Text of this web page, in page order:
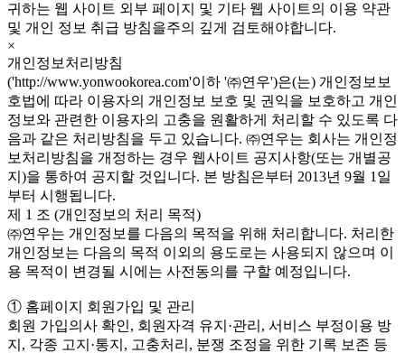
귀하는 웹 사이트 외부 페이지 및 기타 웹 사이트의 이용 약관
및 개인 정보 취급 방침을주의 깊게 검토해야합니다.
×
개인정보처리방침
('http://www.yonwookorea.com'이하 '㈜연우')은(는) 개인정보보
호법에 따라 이용자의 개인정보 보호 및 권익을 보호하고 개인
정보와 관련한 이용자의 고충을 원활하게 처리할 수 있도록 다
음과 같은 처리방침을 두고 있습니다. ㈜연우는 회사는 개인정
보처리방침을 개정하는 경우 웹사이트 공지사항(또는 개별공
지)을 통하여 공지할 것입니다. 본 방침은부터 2013년 9월 1일
부터 시행됩니다.
제 1 조 (개인정보의 처리 목적)
㈜연우는 개인정보를 다음의 목적을 위해 처리합니다. 처리한
개인정보는 다음의 목적 이외의 용도로는 사용되지 않으며 이
용 목적이 변경될 시에는 사전동의를 구할 예정입니다.
① 홈페이지 회원가입 및 관리
회원 가입의사 확인, 회원자격 유지·관리, 서비스 부정이용 방
지, 각종 고지·통지, 고충처리, 분쟁 조정을 위한 기록 보존 등